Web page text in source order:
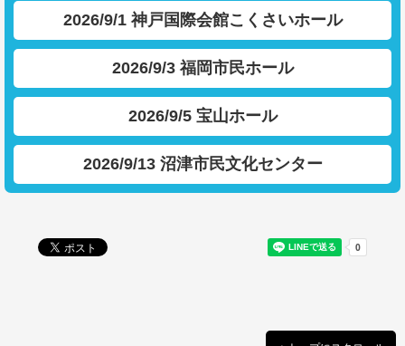
2026/9/1 神戸国際会館こくさいホール
2026/9/3 福岡市民ホール
2026/9/5 宝山ホール
2026/9/13 沼津市民文化センター